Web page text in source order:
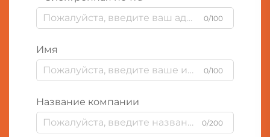
0/100
Имя
0/100
Название компании
0/200